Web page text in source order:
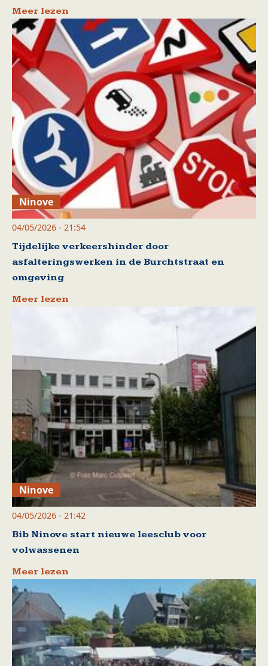
Meer lezen
Ninove
04/05/2026 - 21:54
Tijdelijke verkeershinder door
asfalteringswerken in de Burchtstraat en
omgeving
Meer lezen
Ninove
04/05/2026 - 21:42
Bib Ninove start nieuwe leesclub voor
volwassenen
Meer lezen